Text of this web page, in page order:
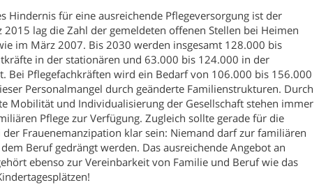
Hindernis für eine ausreichende Pflegeversorgung ist der
2015 lag die Zahl der gemeldeten offenen Stellen bei Heimen
im März 2007. Bis 2030 werden insgesamt 128.000 bis
in der stationären und 63.000 bis 124.000 in der
Bei Pflegefachkräften wird ein Bedarf von 106.000 bis 156.000
Personalmangel durch geänderte Familienstrukturen. Durch
Mobilität und Individualisierung der Gesellschaft stehen immer
Pflege zur Verfügung. Zugleich sollte gerade für die
Frauenemanzipation klar sein: Niemand darf zur familiären
Beruf gedrängt werden. Das ausreichende Angebot an
ebenso zur Vereinbarkeit von Familie und Beruf wie das